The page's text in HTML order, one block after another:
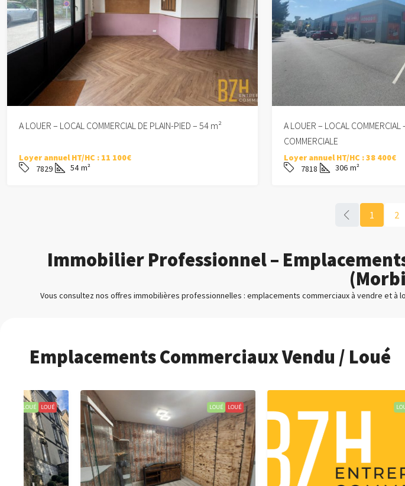
A LOUER – LOCAL COMMERCIAL DE PLAIN-PIED – 54 m²
Loyer annuel HT/HC : 11 100€
7829
54 m²
A LOUER – LOCAL
COMMERCIALE
Loyer annuel HT/HC :38 400€
7818
306 m²
1 2
Immobilier Professionnel –
Vous consultez nos offres immobilières professionnelles : emplacements commerciaux à vendre et
Emplacements Commerciaux Vendu / Loué
LOUÉ